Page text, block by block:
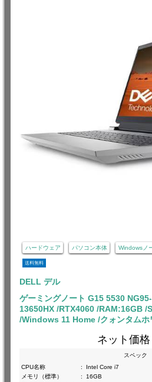
ハードウェア パソコン本体 Windowsノ
送料無料
DELL デル
ゲーミングノート G15 5530
13650HX /RTX4060 /RAM:16GB /
/Windows 11 Home /クォンタムホ
ネット価格
スペック
CPU名称
:
Intel Core i7
メモリ（標準）
:
16GB